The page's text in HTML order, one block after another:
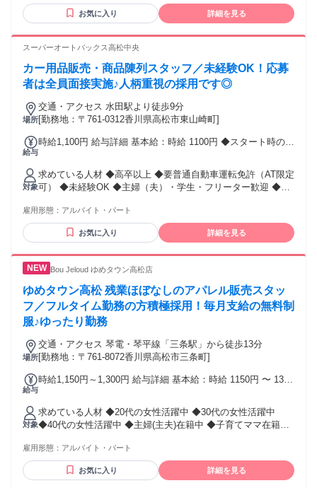
スタイリスト、ヘアセット、ヘッドスパなどの経験
お気に入り 詳細を見る
スーパーオートバックス高松中央
カー用品販売・商品陳列スタッフ／未経験OK！応募
者は全員面接実施♪人柄重視の採用です◎
場所
交通・アクセス 水田駅より徒歩9分
[勤務地：〒761-0312香川県高松市東山崎町]
給与
時給1,100円 給与詳細 基本給：時給 1100円 ◆スタート時の給
ば時給もUPします☆
対象
求めている人材 ◆高卒以上 ◆要普通自動車運転免許（AT限定
可） ◆未経験OK ◆主婦（夫）・学生・フリーター歓迎 ◆W
雇用形態： アルバイト・パート
お気に入り 詳細を見る
Bou Jeloud ゆめタウン高松店
ゆめタウン高松 残業ほぼなしのアパレル販売スタッ
フ／フルタイム勤務の方積極採用！毎月支給の無料制
服♪ゆったり勤務
場所
交通・アクセス 琴電・琴平線「三条駅」から徒歩13分
[勤務地：〒761-8072香川県高松市三条町]
給与
時給1,150円～1,300円 給与詳細 基本給：時給 1150円 〜 1300
験・能力を考慮し決定 ※試用期間/有期雇用期間が ある場合
がございます ※交通費規定支給、社員割引あり ※制服制度有
(実際の商品を制服として貸与) ※スタッフコーディネート制
度あり ＜スタッフコーディネート制度って？＞ スタッフが考
から購入に繋がったら インセンティブがもらえる制度です。
※短時間正社員の子育て世代の方や、 出勤日数が少なめの方
対象
求めている人材 ◆20代の女性活躍中 ◆30代の女性活躍中
◆40代の女性活躍中 ◆主婦(主夫)在籍中 ◆子育てママ在籍中
迎する方】 ・販売、接客、サービス業の経験がある方 ・アパ
レル販売の経験を活かしたい方 ・お客様との会話やご提案を
大切にできる方 ・長期で安定して働きたい方 ・フルタイム勤
雇用形態： アルバイト・パート
お気に入り 詳細を見る